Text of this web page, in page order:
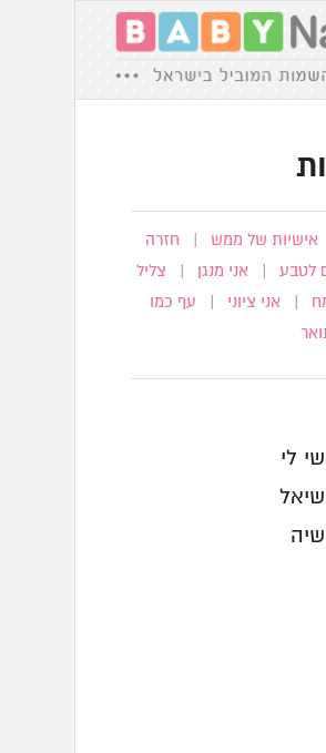
אישיות של ממש חזרה
לטבע |אני מנגן צליל
|אני ציוני עף כמו
שי לי
שיאל
שיה